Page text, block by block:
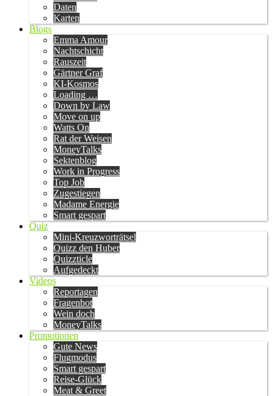
Daten
Karten
Blogs
Emma Amour
Nachtschicht
Rauszeit
Gärtner Graf
KI-Kosmos
Loading …
Down by Law
Move on up
Watts On
Rat der Weisen
MoneyTalks
Sektenblog
Work in Progress
Top Job
Zugestiegen
Madame Energie
Smart gespart
Quiz
Mini-Kreuzworträtsel
Quizz den Huber
Quizzticle
Aufgedeckt
Videos
Reportagen
Fragenbot
Wein doch
MoneyTalks
Promotionen
Gute News
Flugmodus
Smart gespart
Reise-Glück
Meat & Greet